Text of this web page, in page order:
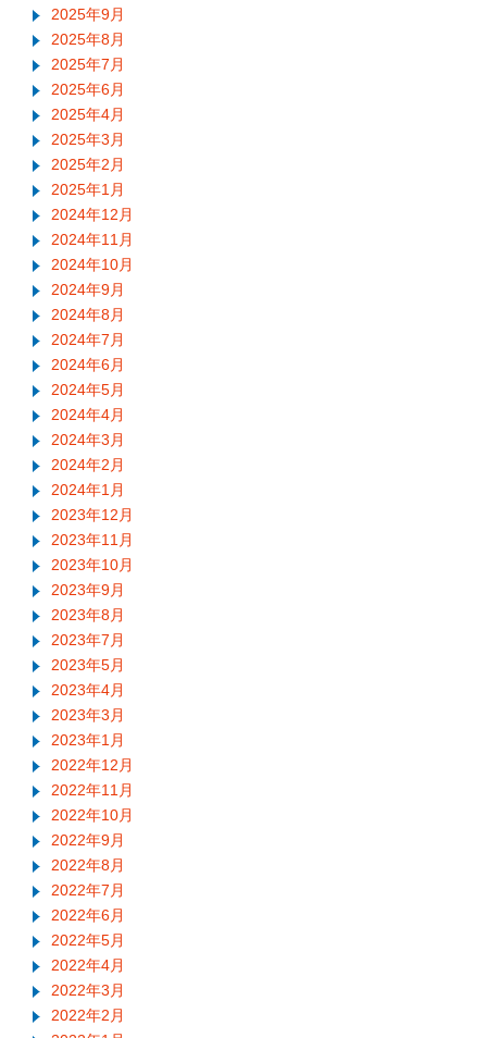
2025年9月
2025年8月
2025年7月
2025年6月
2025年4月
2025年3月
2025年2月
2025年1月
2024年12月
2024年11月
2024年10月
2024年9月
2024年8月
2024年7月
2024年6月
2024年5月
2024年4月
2024年3月
2024年2月
2024年1月
2023年12月
2023年11月
2023年10月
2023年9月
2023年8月
2023年7月
2023年5月
2023年4月
2023年3月
2023年1月
2022年12月
2022年11月
2022年10月
2022年9月
2022年8月
2022年7月
2022年6月
2022年5月
2022年4月
2022年3月
2022年2月